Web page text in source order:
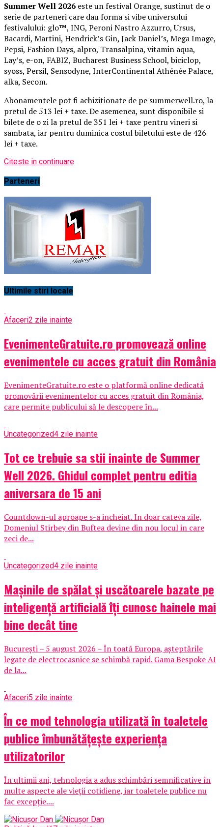
Summer Well 2026 este un festival Orange, sustinut de o
serie de parteneri care dau forma si vibe universului
festivalului: glo™, ING, Peroni Nastro Azzurro, Ursus,
Bacardi, Martini, Hendrick’s Gin, Jack Daniel’s, Mega Image,
Pepsi, Fashion Days, alpro, Transalpina, vitamin aqua,
Lay’s, e-on, FABIZ, Bucharest Business School, biciclop,
syoss, Persil, Sensodyne, InterContinental Athénée Palace,
alka, Secom.
Abonamentele pot fi achizitionate de pe summerwell.ro, la
pretul de 513 lei + taxe. De asemenea, sunt disponibile si
bilete de o zi la pretul de 351 lei + taxe pentru vineri si
sambata, iar pentru duminica costul biletului este de 426
lei + taxe.
Citeste in continuare
Parteneri
Ultimile stiri locale
Afaceri2 zile inainte
EvenimenteGratuite.ro promovează online
evenimentele cu acces gratuit din România
EvenimenteGratuite.ro este o platformă online dedicată
promovării evenimentelor cu acces gratuit din România,
care permite publicului să le descopere în...
Uncategorized4 zile inainte
Tot ce trebuie sa stii inainte de Summer
Well 2026. Ghidul complet pentru editia
aniversara de 15 ani
Countdown-ul aproape s-a incheiat. In doar cateva zile,
Domeniul Stirbey din Buftea devine din nou locul in care
zeci de...
Uncategorized4 zile inainte
Mașinile de spălat și uscătoarele bazate pe
inteligență artificială îți cunosc hainele mai
bine decât tine
București – 5 august 2026 – În toată Europa, așteptările
legate de electrocasnice se schimbă rapid. Gama Bespoke AI
de la...
Afaceri5 zile inainte
În ce mod tehnologia utilizată în toaletele
publice îmbunătățește experiența
utilizatorilor
În ultimii ani, tehnologia a adus schimbări semnificative în
multe aspecte ale vieții cotidiene, iar toaletele publice nu
fac excepție....